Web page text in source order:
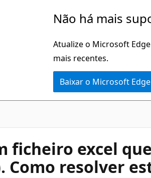
Não há mais
Atualize o Microsoft
mais recentes.
Baixar o Microsoft Edge
ficheiro excel
Como resolver